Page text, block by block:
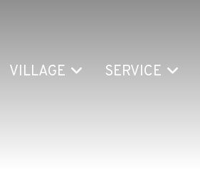
VILLAGE SERVICE